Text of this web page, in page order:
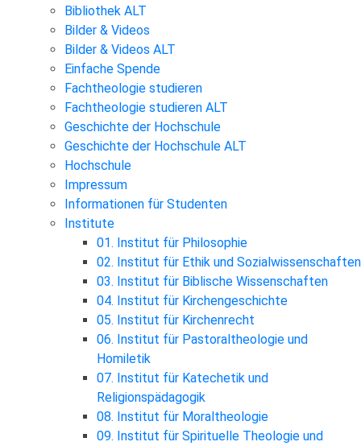
Bibliothek ALT
Bilder & Videos
Bilder & Videos ALT
Einfache Spende
Fachtheologie studieren
Fachtheologie studieren ALT
Geschichte der Hochschule
Geschichte der Hochschule ALT
Hochschule
Impressum
Informationen für Studenten
Institute
01. Institut für Philosophie
02. Institut für Ethik und Sozialwissenschaften
03. Institut für Biblische Wissenschaften
04. Institut für Kirchengeschichte
05. Institut für Kirchenrecht
06. Institut für Pastoraltheologie und
Homiletik
07. Institut für Katechetik und
Religionspädagogik
08. Institut für Moraltheologie
09. Institut für Spirituelle Theologie und